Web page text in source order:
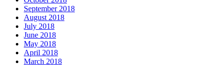
September 2018
August 2018
July 2018
June 2018
May 2018
April 2018
March 2018